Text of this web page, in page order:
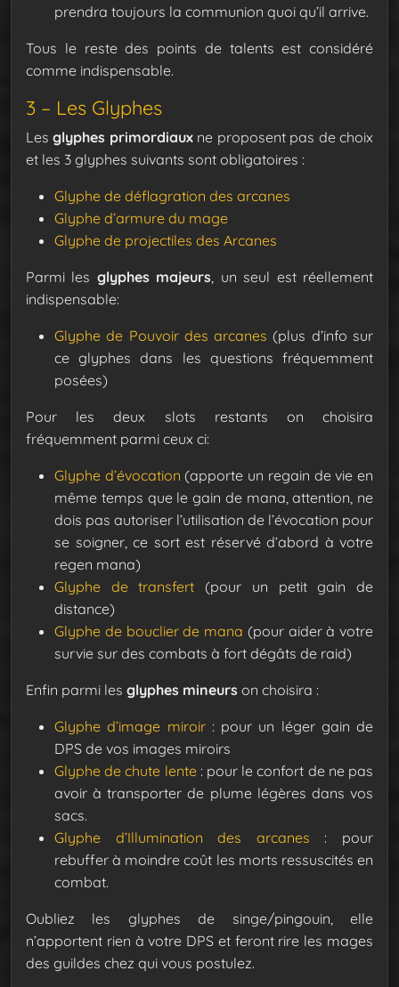
prendra toujours la communion quoi qu’il arrive.
Tous le reste des points de talents est considéré
comme indispensable.
3 – Les Glyphes
Lesglyphes primordiauxne proposent pas de choix
et les 3 glyphes suivants sont obligatoires :
Glyphe de déflagration des arcanes
Glyphe d’armure du mage
Glyphe de projectiles des Arcanes
Parmi les glyphes majeurs, un seul est réellement
indispensable:
Glyphe de Pouvoir des arcanes (plus d’info sur
ce glyphes dans les questions fréquemment
posées)
Pour les deux slots restants on choisira
fréquemment parmi ceux ci:
Glyphe d’évocation (apporte un regain de vie en
même temps que le gain de mana, attention, ne
dois pas autoriser l’utilisation de l’évocation pour
se soigner, ce sort est réservé d’abord à votre
regen mana)
Glyphe de transfert (pour un petit gain de
distance)
Glyphe de bouclier de mana (pour aider à votre
survie sur des combats à fort dégâts de raid)
Enfin parmi les glyphes mineurs on choisira :
Glyphe d’image miroir: pour un léger gain de
DPS de vos images miroirs
Glyphe de chute lente: pour le confort de ne pas
avoir à transporter de plume légères dans vos
sacs.
Glyphe d’Illumination des arcanes : pour
rebuffer à moindre coût les morts ressuscités en
combat.
Oubliez les glyphes de singe/pingouin, elle
n’apportent rien à votre DPS et feront rire les mages
des guildes chez qui vous postulez.